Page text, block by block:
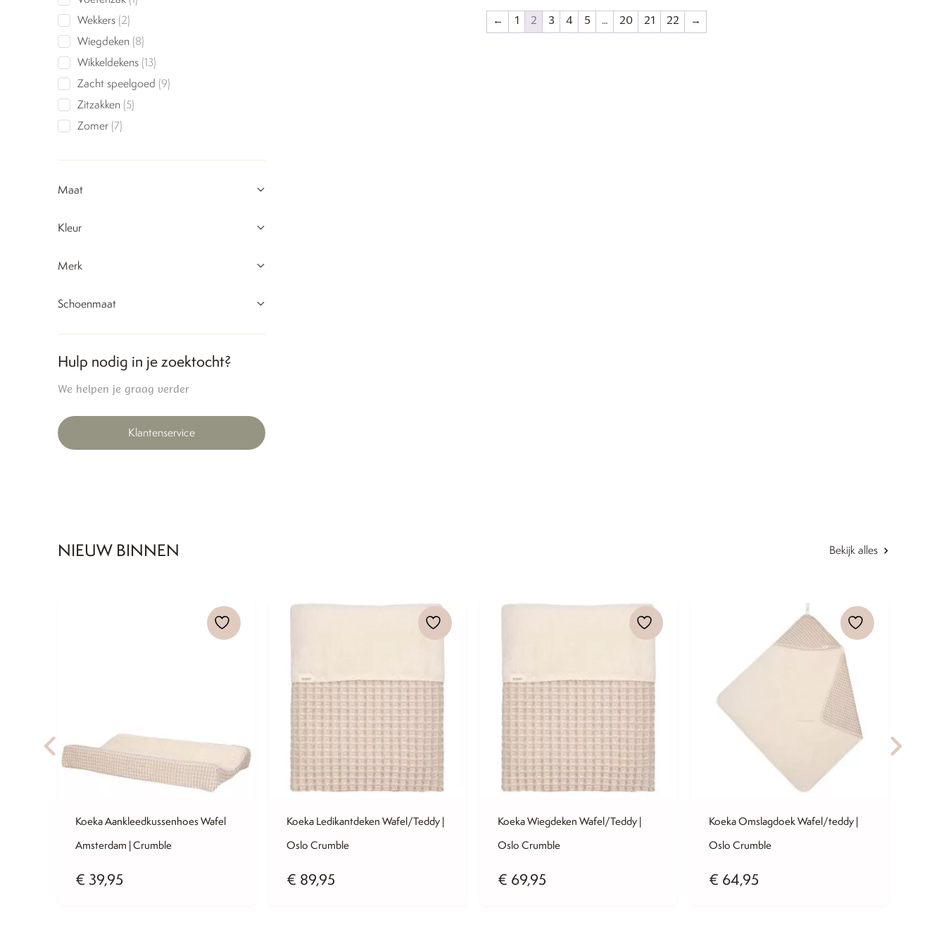
Wekkers 22
products
Wiegdeken 88
products
Wikkeldekens 1313
products
Zacht speelgoed 99
Zitzakken 55
Zomer 77
Maat
Kleur
Merk
Schoenmaat
Hulp nodig in je zoektocht?
We helpen je graag verder
Klantenservice
← 1 2 3 4 5 … 20 21 22 →
NIEUW BINNEN Bekijk alles
Koeka Aankleedkussenhoes Wafel
Amsterdam | Crumble
€ 39,95
Koeka Ledikantdeken Wafel/Teddy |
Oslo Crumble
€ 89,95
Koeka Wiegdeken Wafel/Teddy |
Oslo Crumble
€ 69,95
Koeka Omslagdoek Wafel/teddy |
Oslo Crumble
€ 64,95